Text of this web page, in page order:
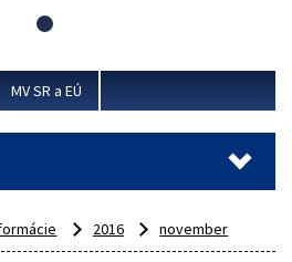
učebne a moderné
MV SR a EÚ
2016 november